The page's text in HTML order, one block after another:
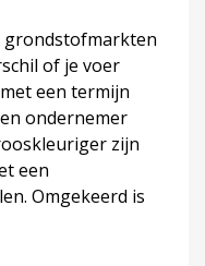
grondstofmarkten
of je voer
een termijn
ondernemer
zijn
een
Omgekeerd is